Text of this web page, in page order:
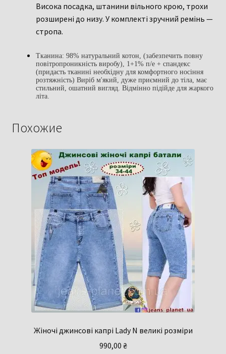
Висока посадка, штанини вільного крою, трохи
розширені до низу. У комплекті зручний ремінь —
стропа.
Тканина: 98% натуральний котон, (забезпечить повну
повітропроникність виробу), 1+1% п/е + спандекс
(придасть тканині необхідну для комфортного носіння
розтяжність) Виріб м'який, дуже приємний до тіла, має
стильний, ошатний вигляд. Відмінно підійде для жаркого
літа.
Похожие
Жіночі джинсові капрі Lady N великі розміри
990,00 ₴